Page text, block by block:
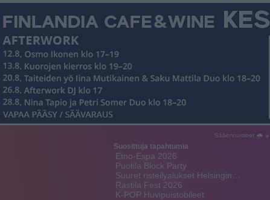
Sääennusteet 🌧 ☼
Suosittuja tapahtumia
Etno-Espa 2026
Puotila Block Party
Suuret risteilyalukset Helsingin…
Rastila Fest 2026
K-POP Huvipuistobileet